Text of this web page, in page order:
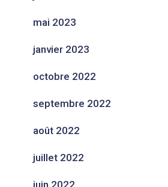
mai 2023
janvier 2023
octobre 2022
septembre 2022
août 2022
juillet 2022
juin 2022